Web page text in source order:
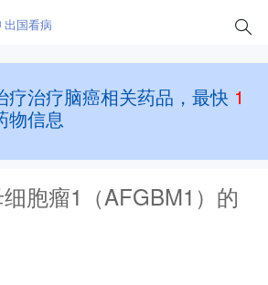
出国看病
疗治疗脑癌相关药品，最快 1
物信息
胞瘤1（AFGBM1）的